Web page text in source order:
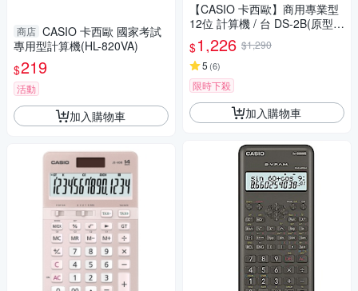
商店 CASIO 卡西歐 國家考試
專用型計算機(HL-820VA)
$219
活動
加入購物車
【CASIO 卡西歐】商用專業型
12位 計算機 / 台 DS-2B(原型號
DS-2TS)
$1,226 $1,290
5 (6)
限時下殺
加入購物車